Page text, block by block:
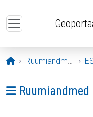
Avaleht
Ruumiandmed
Ava menüü:
Ruumiandmed